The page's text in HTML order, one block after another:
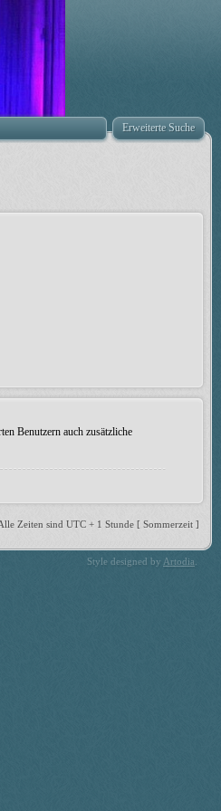
Erweiterte Suche
Benutzern auch zusätzliche
Zeiten sind UTC + 1 Stunde [ Sommerzeit ]
Style designed by Artodia